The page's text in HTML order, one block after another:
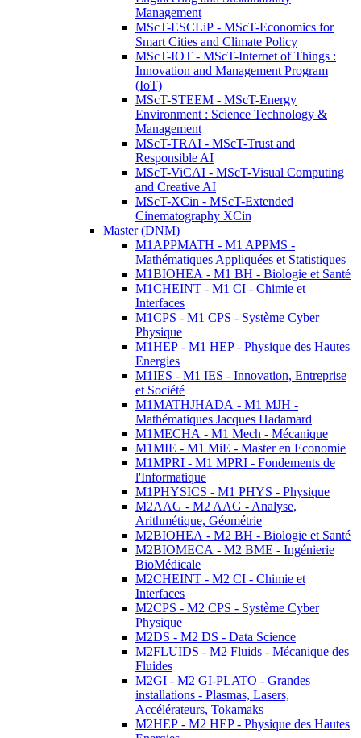
Management
MScT-ESCLiP - MScT-Economics for
Smart Cities and Climate Policy
MScT-IOT - MScT-Internet of Things :
Innovation and Management Program
(IoT)
MScT-STEEM - MScT-Energy
Environment : Science Technology &
Management
MScT-TRAI - MScT-Trust and
Responsible AI
MScT-ViCAI - MScT-Visual Computing
and Creative AI
MScT-XCin - MScT-Extended
Cinematography XCin
Master (DNM)
M1APPMATH - M1 APPMS -
Mathématiques Appliquées et Statistiques
M1BIOHEA - M1 BH - Biologie et Santé
M1CHEINT - M1 CI - Chimie et
Interfaces
M1CPS - M1 CPS - Système Cyber
Physique
M1HEP - M1 HEP - Physique des Hautes
Energies
M1IES - M1 IES - Innovation, Entreprise
et Société
M1MATHJHADA - M1 MJH -
Mathématiques Jacques Hadamard
M1MECHA - M1 Mech - Mécanique
M1MIE - M1 MiE - Master en Economie
M1MPRI - M1 MPRI - Fondements de
l'Informatique
M1PHYSICS - M1 PHYS - Physique
M2AAG - M2 AAG - Analyse,
Arithmétique, Géométrie
M2BIOHEA - M2 BH - Biologie et Santé
M2BIOMECA - M2 BME - Ingénierie
BioMédicale
M2CHEINT - M2 CI - Chimie et
Interfaces
M2CPS - M2 CPS - Système Cyber
Physique
M2DS - M2 DS - Data Science
M2FLUIDS - M2 Fluids - Mécanique des
Fluides
M2GI - M2 GI-PLATO - Grandes
installations - Plasmas, Lasers,
Accélérateurs, Tokamaks
M2HEP - M2 HEP - Physique des Hautes